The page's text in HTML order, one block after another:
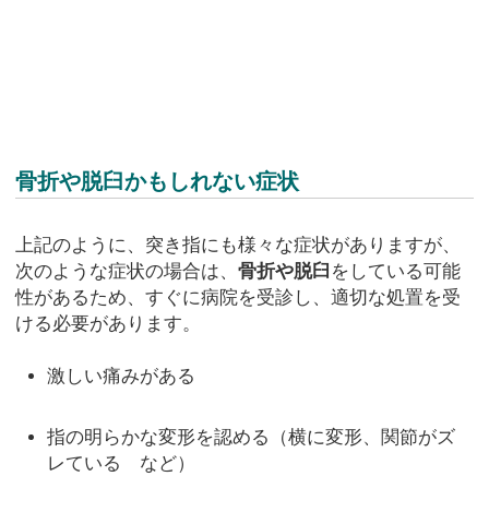
骨折や脱臼かもしれない症状
上記のように、突き指にも様々な症状がありますが、
次のような症状の場合は、骨折や脱臼 をしている可能
性があるため、すぐに病院を受診し、適切な処置を受
ける必要があります。
激しい痛みがある
指の明らかな変形を認める（横に変形、関節がズ
レている など）